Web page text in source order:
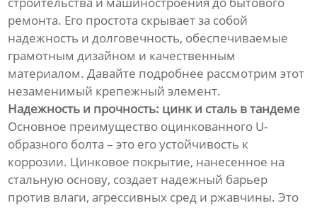
ремонта. Его простота скрывает за собой
надежность и долговечность, обеспечиваемые
грамотным дизайном и качественным
материалом. Давайте подробнее рассмотрим этот
незаменимый крепежный элемент.
Надежность и прочность: цинк и сталь в тандеме
Основное преимущество оцинкованного U-
образного болта – это его устойчивость к
коррозии. Цинковое покрытие, нанесенное на
стальную основу, создает надежный барьер
против влаги, агрессивных сред и ржавчины. Это